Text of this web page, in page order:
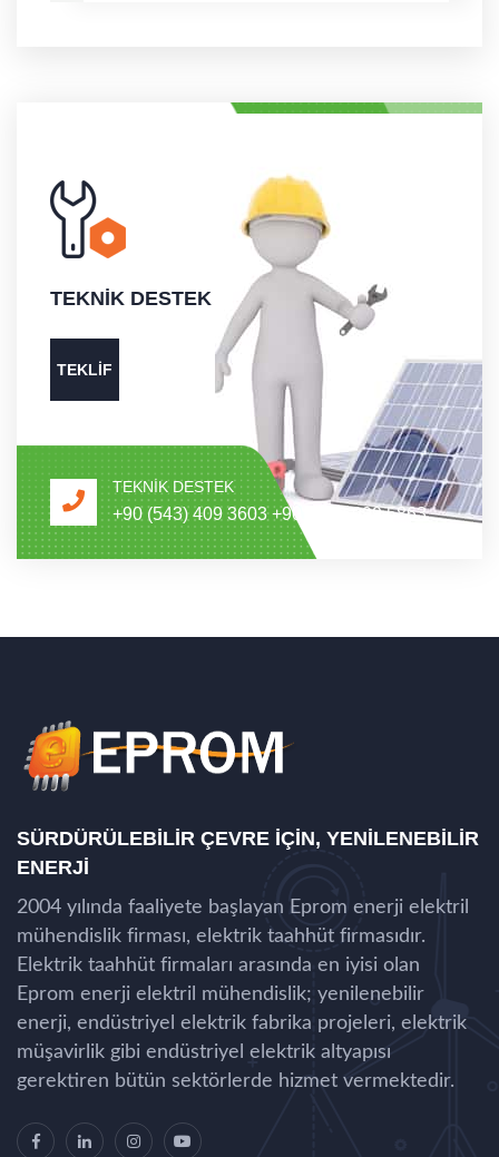
TEKNIK DESTEK
TEKLIF
TEKNIK DESTEK
+90 (543) 409 3603 +90 (322) 999 5863
SÜRDÜRÜLEBILIR ÇEVRE IÇIN, YENILENEBILIR
ENERJI
2004 yılında faaliyete başlayan Eprom enerji elektril
mühendislik firması, elektrik taahhüt firmasıdır.
Elektrik taahhüt firmaları arasında en iyisi olan
Eprom enerji elektril mühendislik; yenilenebilir
enerji, endüstriyel elektrik fabrika projeleri, elektrik
müşavirlik gibi endüstriyel elektrik altyapısı
gerektiren bütün sektörlerde hizmet vermektedir.